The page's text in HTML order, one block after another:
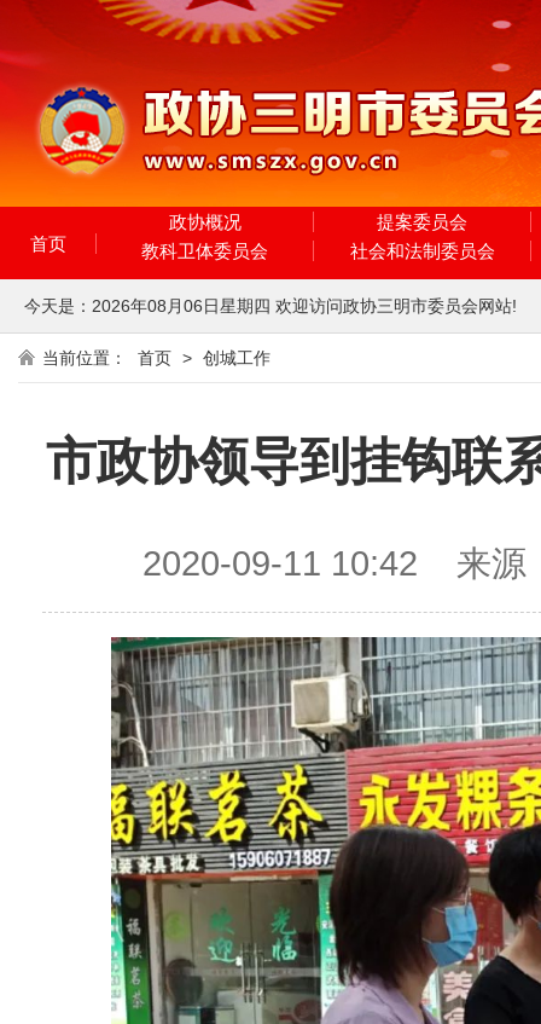
首页
政协概况
提案委员会
教科卫体委员会
社会和法制委员会
今天是： 2026年08月06日星期四 欢迎访问政协三明市委员会网站!
当前位置： 首页 > 创城工作
市政协领导到挂钩联
2020-09-11 10:42 来